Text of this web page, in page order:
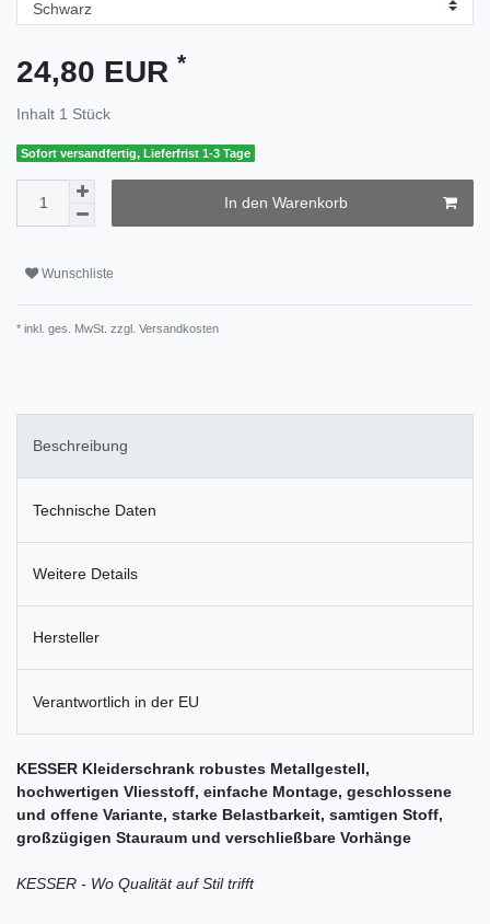
24,80 EUR *
Inhalt 1 Stück
Sofort versandfertig, Lieferfrist 1-3 Tage
In den Warenkorb
Wunschliste
* inkl. ges. MwSt. zzgl. Versandkosten
Beschreibung
Technische Daten
Weitere Details
Hersteller
Verantwortlich in der EU
KESSER Kleiderschrank robustes Metallgestell,
hochwertigen Vliesstoff, einfache Montage, geschlossene
und offene Variante, starke Belastbarkeit, samtigen Stoff,
großzügigen Stauraum und verschließbare Vorhänge
KESSER - Wo Qualität auf Stil trifft